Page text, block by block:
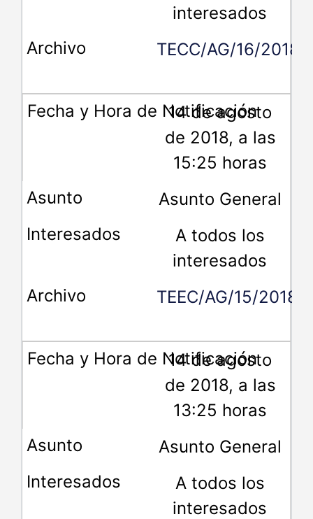
interesados
TECC/AG/16/2018
14 de agosto
de 2018, a las
15:25 horas
Asunto General
A todos los
interesados
TEEC/AG/15/2018
14 de agosto
de 2018, a las
13:25 horas
Asunto General
A todos los
interesados